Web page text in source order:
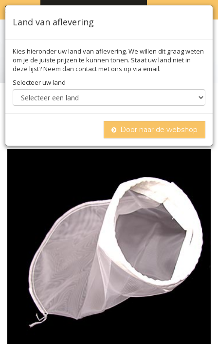
Home Nonfood
Superbag - passeerzak, 1,3 liter, 400 maaswijdte
Land van aflevering
Kies hieronder uw land van aflevering. We willen dit graag weten
om je de juiste prijzen te kunnen tonen. Staat uw land niet in
deze lijst? Neem dan contact met ons op via email.
Selecteer uw land
Door naar de webshop